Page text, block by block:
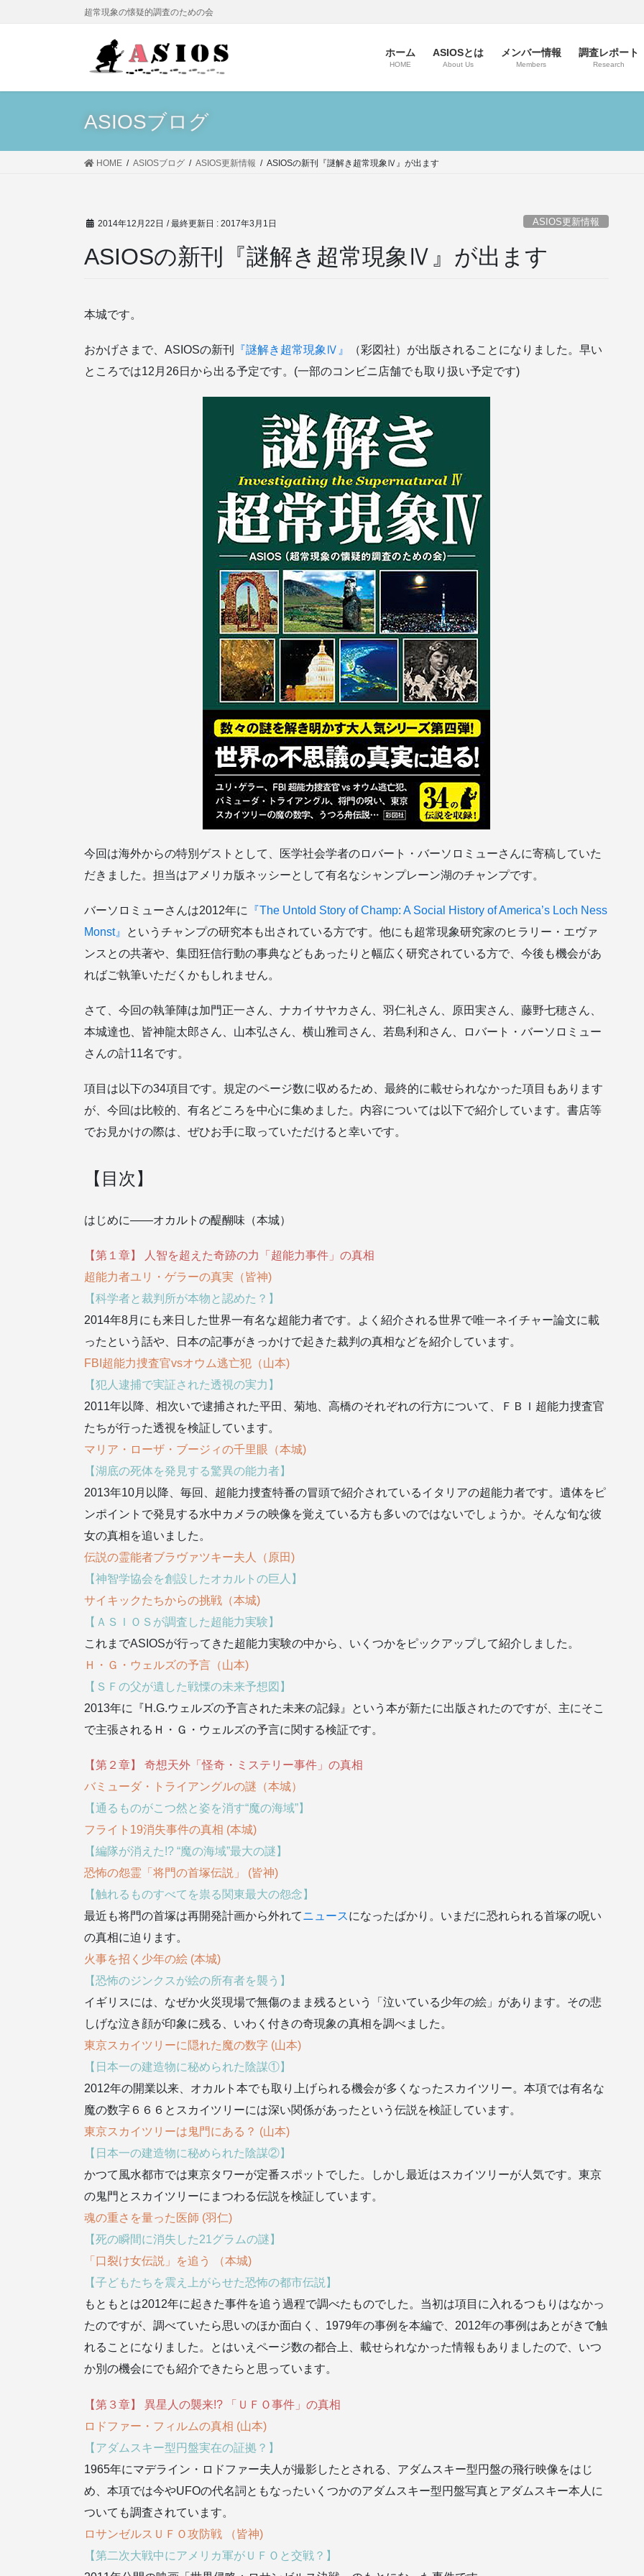
に
ョ
超常現象の懐疑的調査のための会
ホーム
HOME
ASIOSとは
About Us
メンバー情報
Members
調査レポート
Research
ASIOSブログ
HOME ASIOSブログ ASIOS更新情報 ASIOSの新刊『謎解き超常現象Ⅳ』が出ます
2014年12月22日 / 最終更新日 : 2017年3月1日 ASIOS更新情報
ASIOSの新刊『謎解き超常現象Ⅳ』が出ます
本城です。
おかげさまで、ASIOSの新刊 『謎解き超常現象Ⅳ』
（彩図社）が出版されることになりました。早い
ところでは12月26日から出る予定です。(一部のコンビニ店舗でも取り扱い予定です)
今回は海外からの特別ゲストとして、医学社会学者のロバート・バーソロミューさんに寄稿していた
だきました。担当はアメリカ版ネッシーとして有名なシャンプレーン湖のチャンプです。
バーソロミューさんは2012年に
『The Untold Story of Champ: A Social History of America’s Loch Ness
Monst』
というチャンプの研究本も出されている方です。他にも超常現象研究家のヒラリー・エヴァ
ンスとの共著や、集団狂信行動の事典などもあったりと幅広く研究されている方で、今後も機会があ
ればご執筆いただくかもしれません。
さて、今回の執筆陣は加門正一さん、ナカイサヤカさん、羽仁礼さん、原田実さん、藤野七穂さん、
本城達也、皆神龍太郎さん、山本弘さん、横山雅司さん、若島利和さん、ロバート・バーソロミュー
さんの計11名です。
項目は以下の34項目です。規定のページ数に収めるため、最終的に載せられなかった項目もあります
が、今回は比較的、有名どころを中心に集めました。内容については以下で紹介しています。書店等
でお見かけの際は、ぜひお手に取っていただけると幸いです。
【目次】
はじめに――オカルトの醍醐味（本城）
【第１章】 人智を超えた奇跡の力「超能力事件」の真相
超能力者ユリ・ゲラーの真実（皆神)
【科学者と裁判所が本物と認めた？】
2014年8月にも来日した世界一有名な超能力者です。よく紹介される世界で唯一ネイチャー論文に載
ったという話や、日本の記事がきっかけで起きた裁判の真相などを紹介しています。
FBI超能力捜査官vsオウム逃亡犯（山本)
【犯人逮捕で実証された透視の実力】
2011年以降、相次いで逮捕された平田、菊地、高橋のそれぞれの行方について、ＦＢＩ超能力捜査官
たちが行った透視を検証しています。
マリア・ローザ・ブージィの千里眼（本城)
【湖底の死体を発見する驚異の能力者】
2013年10月以降、毎回、超能力捜査特番の冒頭で紹介されているイタリアの超能力者です。遺体をピ
ンポイントで発見する水中カメラの映像を覚えている方も多いのではないでしょうか。そんな旬な彼
女の真相を追いました。
伝説の霊能者ブラヴァツキー夫人（原田)
【神智学協会を創設したオカルトの巨人】
サイキックたちからの挑戦（本城)
【ＡＳＩＯＳが調査した超能力実験】
これまでASIOSが行ってきた超能力実験の中から、いくつかをピックアップして紹介しました。
Ｈ・Ｇ・ウェルズの予言（山本)
【ＳＦの父が遺した戦慄の未来予想図】
2013年に『H.G.ウェルズの予言された未来の記録』という本が新たに出版されたのですが、主にそこ
で主張されるＨ・Ｇ・ウェルズの予言に関する検証です。
【第２章】 奇想天外「怪奇・ミステリー事件」の真相
バミューダ・トライアングルの謎（本城）
【通るものがこつ然と姿を消す“魔の海域”】
フライト19消失事件の真相 (本城)
【編隊が消えた!? “魔の海域”最大の謎】
恐怖の怨霊「将門の首塚伝説」 (皆神)
【触れるものすべてを祟る関東最大の怨念】
最近も将門の首塚は再開発計画から外れてニュースになったばかり。いまだに恐れられる首塚の呪い
の真相に迫ります。
火事を招く少年の絵 (本城)
【恐怖のジンクスが絵の所有者を襲う】
イギリスには、なぜか火災現場で無傷のまま残るという「泣いている少年の絵」があります。その悲
しげな泣き顔が印象に残る、いわく付きの奇現象の真相を調べました。
東京スカイツリーに隠れた魔の数字 (山本)
【日本一の建造物に秘められた陰謀①】
2012年の開業以来、オカルト本でも取り上げられる機会が多くなったスカイツリー。本項では有名な
魔の数字６６６とスカイツリーには深い関係があったという伝説を検証しています。
東京スカイツリーは鬼門にある？ (山本)
【日本一の建造物に秘められた陰謀②】
かつて風水都市では東京タワーが定番スポットでした。しかし最近はスカイツリーが人気です。東京
の鬼門とスカイツリーにまつわる伝説を検証しています。
魂の重さを量った医師 (羽仁)
【死の瞬間に消失した21グラムの謎】
「口裂け女伝説」を追う （本城)
【子どもたちを震え上がらせた恐怖の都市伝説】
もともとは2012年に起きた事件を追う過程で調べたものでした。当初は項目に入れるつもりはなかっ
たのですが、調べていたら思いのほか面白く、1979年の事例を本編で、2012年の事例はあとがきで触
れることになりました。とはいえページ数の都合上、載せられなかった情報もありましたので、いつ
か別の機会にでも紹介できたらと思っています。
【第３章】 異星人の襲来!? 「ＵＦＯ事件」の真相
ロドファー・フィルムの真相 (山本)
【アダムスキー型円盤実在の証拠？】
1965年にマデライン・ロドファー夫人が撮影したとされる、アダムスキー型円盤の飛行映像をはじ
め、本項では今やUFOの代名詞ともなったいくつかのアダムスキー型円盤写真とアダムスキー本人に
ついても調査されています。
ロサンゼルスＵＦＯ攻防戦 （皆神)
【第二次大戦中にアメリカ軍がＵＦＯと交戦？】